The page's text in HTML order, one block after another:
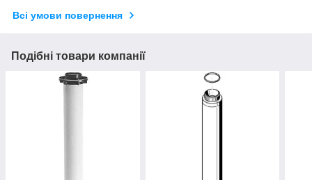
Всі умови повернення
Подібні товари компанії